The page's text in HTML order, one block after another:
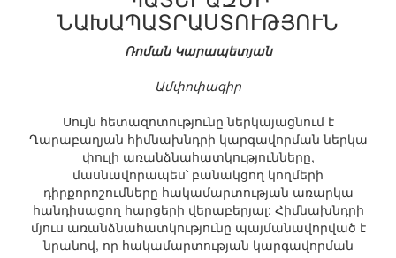
ՆԱԽԱՊԱՏՐԱՍՏՈՒԹՅՈՒՆ
Ռոման Կարապետյան
Ամփոփագիր
Սույն հետազոտությունը ներկայացնում է
Ղարաբաղյան հիմնախնդրի կարգավորման ներկա
փուլի առանձնահատկությունները,
մասնավորապես՝ բանակցող կողմերի
դիրքորոշումները հակամարտության առարկա
հանդիսացող հարցերի վերաբերյալ: Հիմնախնդրի
մյուս առանձնահատկությունը պայմանավորված է
նրանով, որ հակամարտության կարգավորման